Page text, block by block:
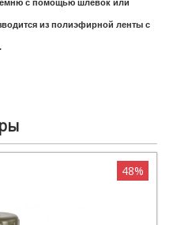
с помощью шлёвок или
из полиэфирной ленты с
.
48%